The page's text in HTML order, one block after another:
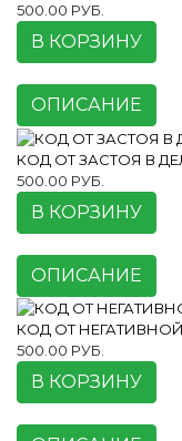
500.00 РУБ.
В КОРЗИНУ
ОПИСАНИЕ
КОД ОТ ЗАСТОЯ В
500.00 РУБ.
В КОРЗИНУ
ОПИСАНИЕ
КОД ОТ
500.00 РУБ.
В КОРЗИНУ